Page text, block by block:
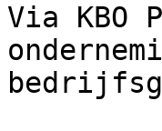
Via KBO